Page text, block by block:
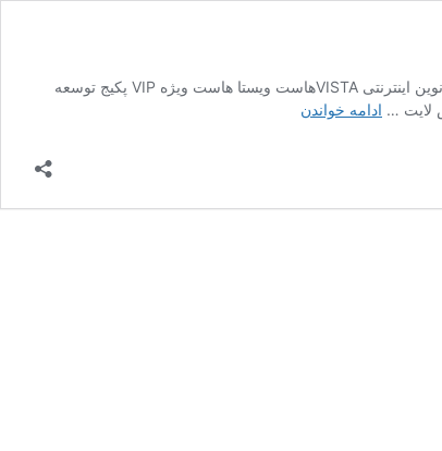
سرور مجازی ترید ویستا ‌ مخصوص تمامی صرافی های خارجی ارز دیجیتال صفحه نخست TRADE آینده همین جاست! ویستا بزرگترین شرکت توسعه‌ی برندهای نوین اینترنتی VISTAهاست ویستا هاست ویژه VIP پکیج توسعه
ادامه خواندن